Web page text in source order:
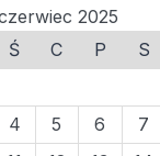
2025
Ś C P S
4 5 6 7